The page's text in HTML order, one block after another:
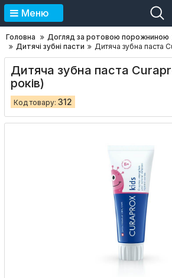
Меню
Головна Догляд за ротовою порожниною
Дитячі зубні пасти
Дитяча зубна паста
Дитяча зубна паста
років)
Код товару: 312